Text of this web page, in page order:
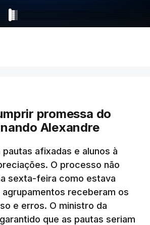
promessa do
Alexandre
afixadas e alunos à
O processo não
sexta-feira como estava
receberam os
e erros. O ministro da
que as pautas seriam